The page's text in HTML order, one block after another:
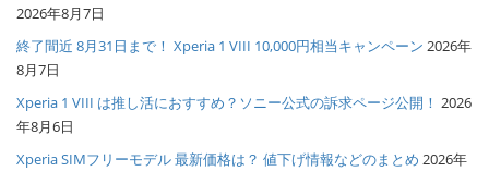
2026年8月7日
終了間近 8月31日まで！ Xperia 1 VIII 10,000円相当キャンペーン 2026年
8月7日
Xperia 1 VIII は推し活におすすめ？ソニー公式の訴求ページ公開！ 2026
年8月6日
Xperia SIMフリーモデル 最新価格は？ 値下げ情報などのまとめ 2026年